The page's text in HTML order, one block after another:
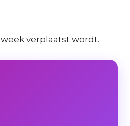
verplaatst wordt.